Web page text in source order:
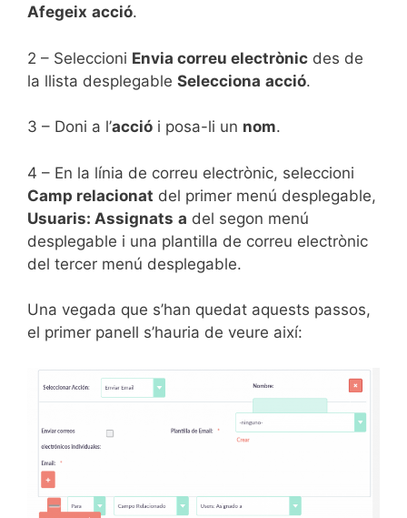
Afegeix acció.
2 – Seleccioni Envia correu electrònic des de
la llista desplegable Selecciona acció.
3 – Doni a l’acció i posa-li un nom.
4 – En la línia de correu electrònic, seleccioni
Camp relacionat del primer menú desplegable,
Usuaris: Assignats a del segon menú
desplegable i una plantilla de correu electrònic
del tercer menú desplegable.
Una vegada que s’han quedat aquests passos,
el primer panell s’hauria de veure així: